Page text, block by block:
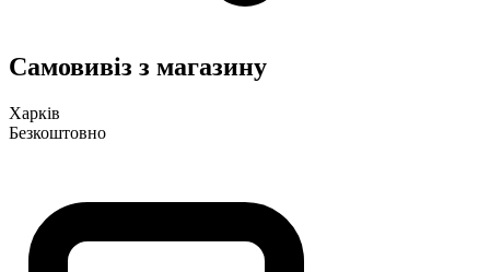
Самовивіз з магазину
Харків
Безкоштовно